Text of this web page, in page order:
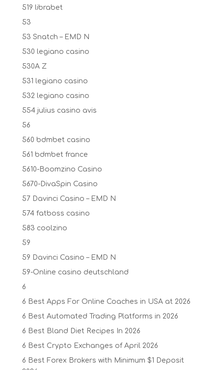
519 librabet
53
53 Snatch – EMD N
530 legiano casino
530A Z
531 legiano casino
532 legiano casino
554 julius casino avis
56
560 bdmbet casino
561 bdmbet france
5610-Boomzino Casino
5670-DivaSpin Casino
57 Davinci Casino – EMD N
574 fatboss casino
583 coolzino
59
59 Davinci Casino – EMD N
59-Online casino deutschland
6
6 Best Apps For Online Coaches in USA at 2026
6 Best Automated Trading Platforms in 2026
6 Best Bland Diet Recipes In 2026
6 Best Crypto Exchanges of April 2026
6 Best Forex Brokers with Minimum $1 Deposit ️